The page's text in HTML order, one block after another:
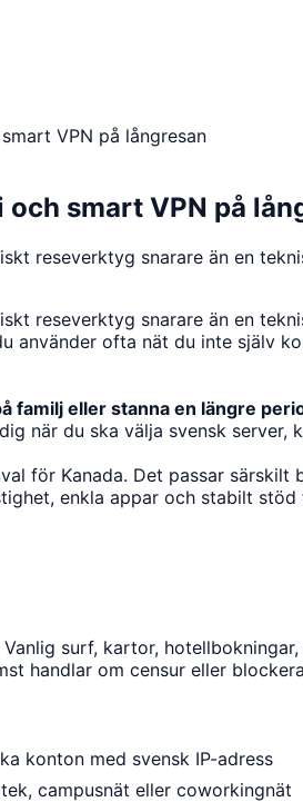
VPN på långresan
och smart VPN på
reseverktyg snarare än en
reseverktyg snarare än en
använder ofta nät du inte
familj eller stanna en längre
när du ska välja svensk server,
för Kanada. Det passar särskilt
enkla appar och stabilt
surf, kartor,
handlar om censur eller
konton med svensk IP-adress
campusnät eller coworkingnät